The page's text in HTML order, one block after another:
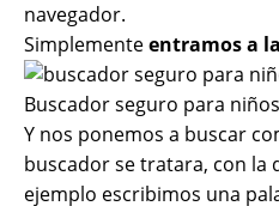
navegador.
Simplementeentramos a
Buscador seguro para
Y nos ponemos a buscar
buscador se tratara, con la
ejemplo escribimos una